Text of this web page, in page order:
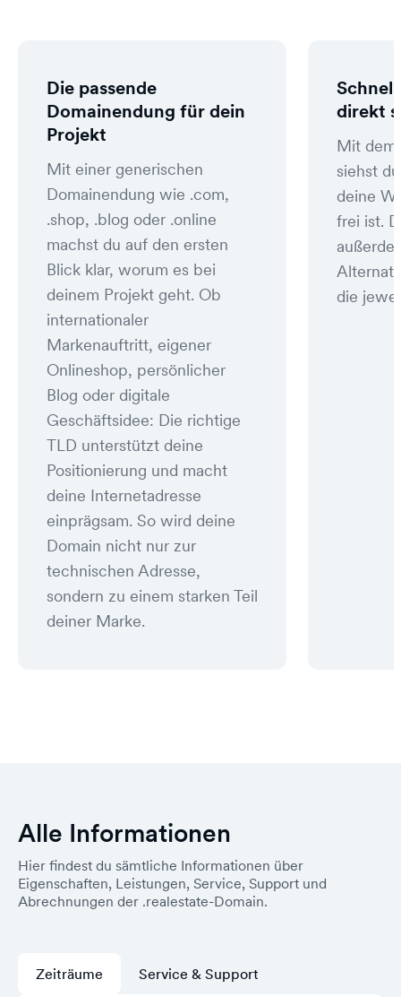
Die passende
Domainendung für dein
Projekt
Mit einer generischen
Domainendung wie .com,
.shop, .blog oder .online
machst du auf den ersten
Blick klar, worum es bei
deinem Projekt geht. Ob
internationaler
Markenauftritt, eigener
Onlineshop, persönlicher
Blog oder digitale
Geschäftsidee: Die richtige
TLD unterstützt deine
Positionierung und macht
deine Internetadresse
einprägsam. So wird deine
Domain nicht nur zur
technischen Adresse,
sondern zu einem starken Teil
deiner Marke.
direkt
Mit dem
siehst
deine
frei ist.
die
Alle Informationen
Hier findest du sämtliche Informationen über
Eigenschaften, Leistungen, Service, Support und
Abrechnungen der .realestate-Domain.
Zeiträume Service & Support